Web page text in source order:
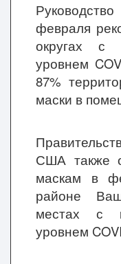
февраля
округах с
уровнем
87%
маски в
США также
маскам в
районе
местах с
уровнем